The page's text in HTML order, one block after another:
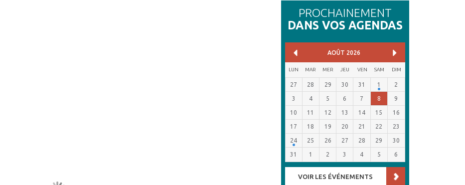
PROCHAINEMENT
DANS VOS AGENDAS
AOÛT 2026
LUN MAR MER JEU VEN SAM DIM
27 28 29 30 31 1 2
3 4 5 6 7 8 9
10 11 12 13 14 15 16
17 18 19 20 21 22 23
24 25 26 27 28 29 30
31 1 2 3 4 5 6
VOIR LES ÉVÉNEMENTS